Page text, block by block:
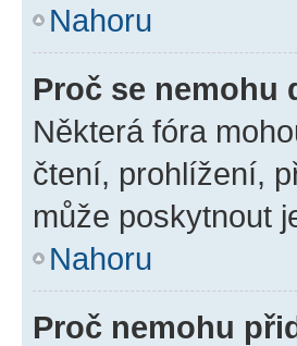
Nahoru
Proč se nemohu
Některá fóra
čtení, prohlížení,
může poskytnout
Nahoru
Proč nemohu